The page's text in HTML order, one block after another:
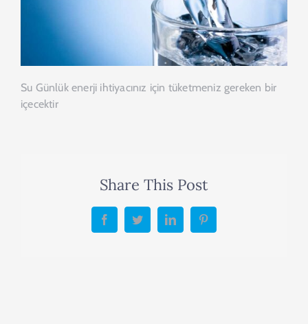
Su Günlük enerji ihtiyacınız için tüketmeniz gereken bir
içecektir
Share This Post
FacebookTwitterLinkedInPinterest